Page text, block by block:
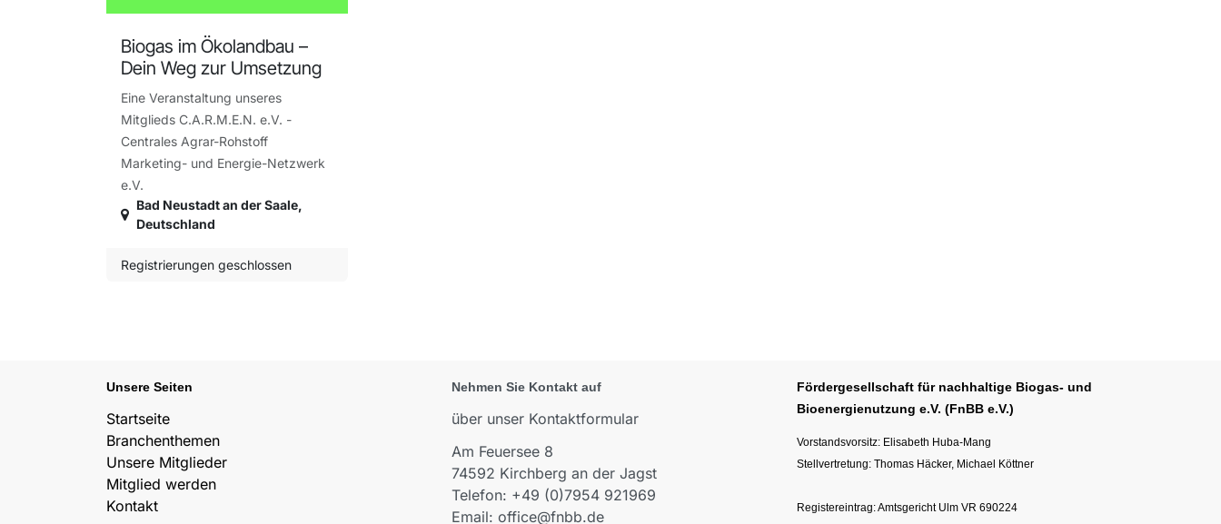
Biogas im Ökolandbau –
Dein Weg zur Umsetzung
Eine Veranstaltung unseres
Mitglieds C.A.R.M.E.N. e.V. -
Centrales Agrar-Rohstoff
Marketing- und Energie-Netzwerk
e.V.
Bad Neustadt an der Saale,
Deutschland
Registrierungen geschlossen
Unsere Seiten
Startseite
Branchenthemen
Unsere Mitglieder
Mitglied werden
Kontakt
Nehmen Sie Kontakt auf
über unser Kontaktformular
Am Feuersee 8
74592 Kirchberg an der Jagst
Telefon: +49 (0)7954 921969
Email: office@fnbb.de
Fördergesellschaft für nachhaltige Biogas- und
Bioenergienutzung e.V. (FnBB e.V.)
Vorstandsvorsitz: Elisabeth Huba-Mang
Stellvertretung: Thomas Häcker, Michael Köttner
Registereintrag: Amtsgericht Ulm VR 690224